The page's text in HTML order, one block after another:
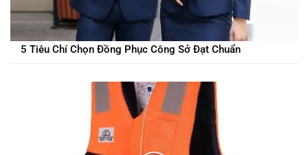
5 Tiêu Chí Chọn Đồng Phục Công Sở Đạt Chuẩn